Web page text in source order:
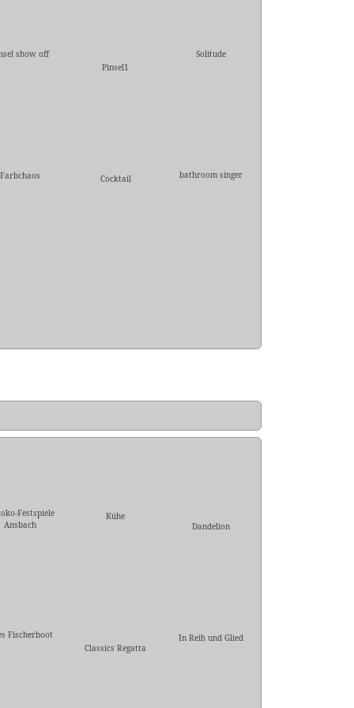
show off
Pinsel1
Solitude
Farbchaos Cocktail bathroom singer
Festspiele
Ansbach
Kühe
Dandelion
Fischerboot
Classics Regatta
In Reih und Glied